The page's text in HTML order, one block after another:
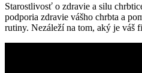
Starostlivosť o zdravie a silu
podporia zdravie vášho chrbta a
rutiny. Nezáleží na tom, aký je váš